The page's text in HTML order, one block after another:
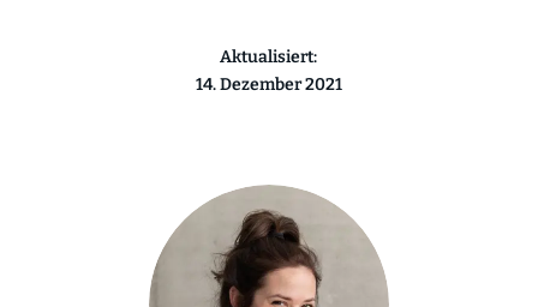
Aktualisiert:
14. Dezember 2021